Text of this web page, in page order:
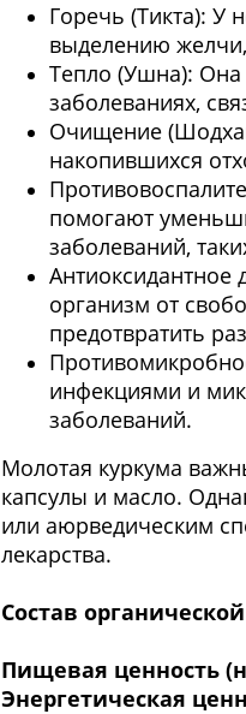
Горечь (Тикта): У
выделению
Тепло (Ушна): Она
заболеваниях,
Очищение
накопившихся
помогают
заболеваний,
Антиоксидантное
организм от
предотвратить
инфекциями и
заболеваний.
Молотая куркума
капсулы и масло.
или аюрведическим
лекарства.
Состав
Пищевая ценность
Энергетическая